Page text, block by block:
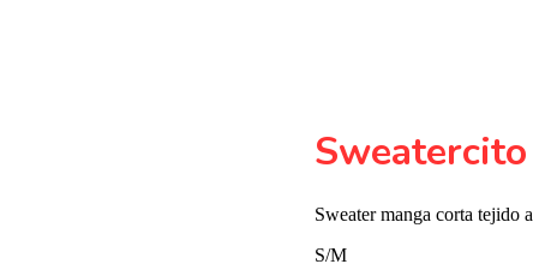
Sweater manga corta tejido
S/M